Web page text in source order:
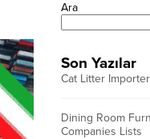
Ara
Son Yazılar
Cat Litter
Dining Room
Companies Lists